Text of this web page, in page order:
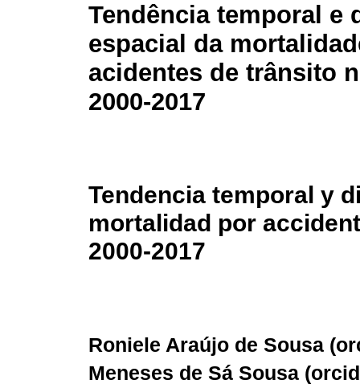
Tendência temporal e
espacial da
acidentes de trânsito
2000-2017
Tendencia temporal y
mortalidad por
2000-2017
Roniele Araújo de Sousa (
Meneses de Sá Sousa (